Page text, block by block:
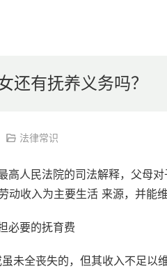
还有抚养义务吗？
法律常识
高人民法院的司法解释，父母
动收入为主要生活 来源，并能
必要的抚育费
虽未全丧失的，但其收入不足以